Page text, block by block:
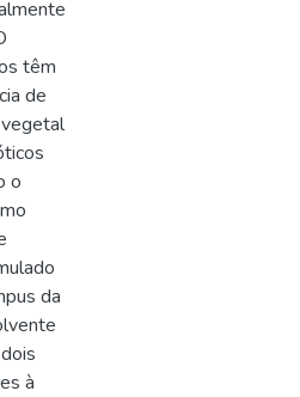
têm
de
o
da
à